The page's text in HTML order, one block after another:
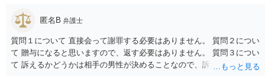
で、社会的な印象が大きく下がるリスクはございます。
匿名B 弁護士
質問１について 直接会って謝罪する必要はありません。 質問２につい
て 贈与になると思いますので、返す必要はありません。 質問３につい
て 訴えるかどうかは相手の男性が決めることなので、訴えることはな